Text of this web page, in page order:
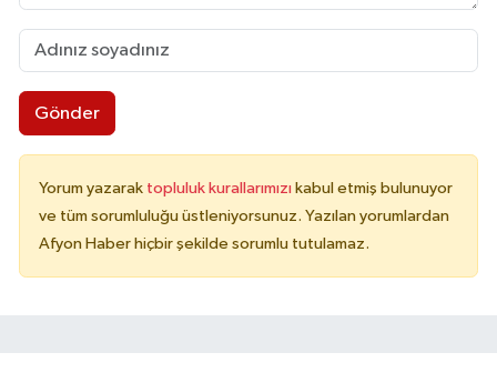
Gönder
Yorum yazarak topluluk kurallarımızı kabul etmiş bulunuyor
ve tüm sorumluluğu üstleniyorsunuz. Yazılan yorumlardan
Afyon Haber hiçbir şekilde sorumlu tutulamaz.